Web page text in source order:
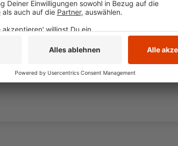
Jahres erfolgen. Bewerbungen kann online oder
Stadt Hattingen, Büro des Bürgermeisters,
a.jüttendonk@hattingen.de eingereicht werden.
(02324) 204 3232. Weitere Informationen und
Hattinger Homepage.
Anzeige